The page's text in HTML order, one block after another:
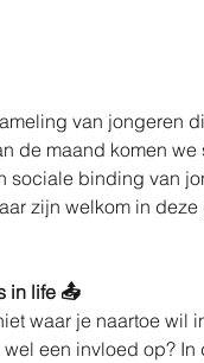
van jongeren
de maand komen
sociale binding van
zijn welkom in deze
in life 📤
waar je naartoe wil
een invloed op?